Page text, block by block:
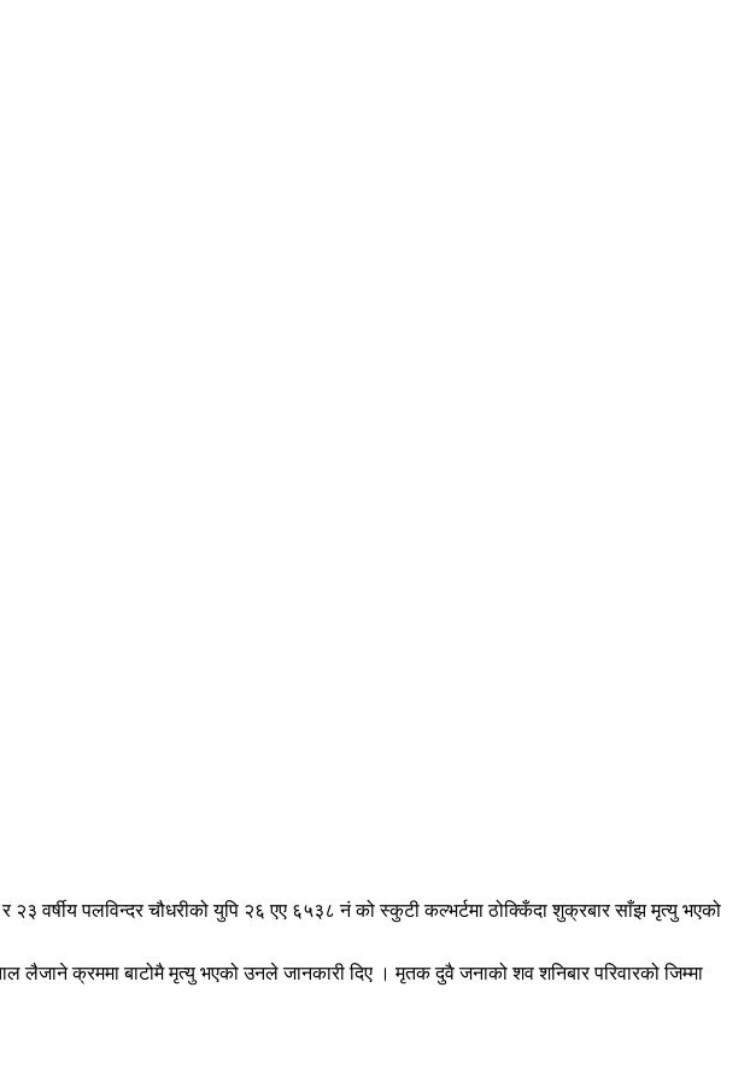
२३ वर्षीय पलविन्दर चौधरीको युपि २६ एए ६५३८ नं को स्कुटी कल्भर्टमा ठोक्किँदा शुक्रबार साँझ मृत्यु भएको
क्रममा बाटोमै मृत्यु भएको उनले जानकारी दिए । मृतक दुवै जनाको शव शनिबार परिवारको जिम्मा